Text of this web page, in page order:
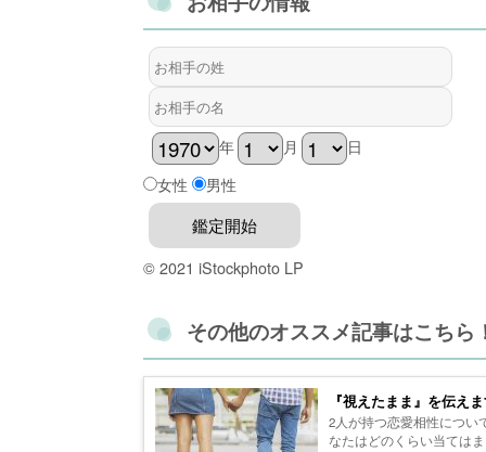
年 月
日
女性
男性
© 2021 iStockphoto LP
その他のオススメ記事はこちら
『視えたまま』を伝え
2人が持つ恋愛相性につい
なたはどのくらい当ては